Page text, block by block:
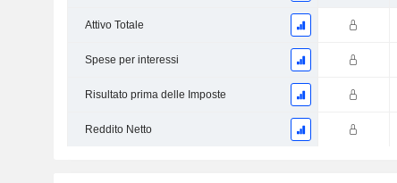
Attivo Totale
Spese per interessi
Risultato prima delle Imposte
Reddito Netto